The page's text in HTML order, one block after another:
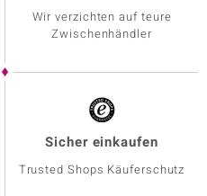
Wir verzichten auf teure
Zwischenhändler
Sicher einkaufen
Trusted Shops Käuferschutz